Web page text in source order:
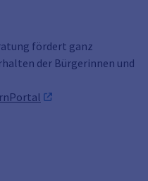
fördert ganz
der Bürgerinnen und